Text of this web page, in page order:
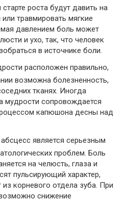
роста будут давить на
травмировать мягкие
давлением боль может
и ухо, так, что человек
в источнике боли.
расположен правильно,
возможна болезненность,
тканях. Иногда
мудрости сопровождается
капюшона десны над
является серьезным
проблем. Боль
на челюсть, глаза и
пульсирующий характер,
из корневого отдела зуба. При
снижение